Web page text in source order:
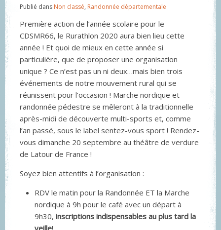
Publié dans Non classé, Randonnée départementale
Première action de l’année scolaire pour le
CDSMR66, le Rurathlon 2020 aura bien lieu cette
année ! Et quoi de mieux en cette année si
particulière, que de proposer une organisation
unique ? Ce n’est pas un ni deux…mais bien trois
événements de notre mouvement rural qui se
réunissent pour l’occasion ! Marche nordique et
randonnée pédestre se mêleront à la traditionnelle
après-midi de découverte multi-sports et, comme
l’an passé, sous le label sentez-vous sport ! Rendez-
vous dimanche 20 septembre au théâtre de verdure
de Latour de France !
Soyez bien attentifs à l’organisation :
RDV le matin pour la Randonnée ET la Marche
nordique à 9h pour le café avec un départ à
9h30, inscriptions indispensables au plus tard la